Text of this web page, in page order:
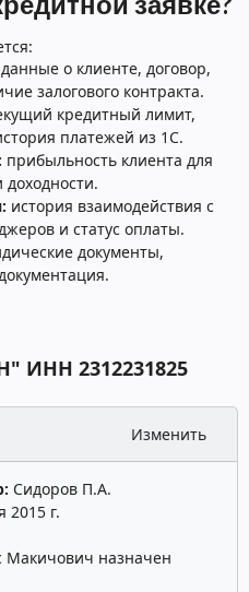
данные о клиенте, договор,
залогового контракта.
кредитный лимит,
платежей из 1С.
прибыльность клиента для
история взаимодействия с
и статус оплаты.
документы,
ИНН 2312231825
Изменить
Сидоров П.А.
2015 г.
Макичович назначен